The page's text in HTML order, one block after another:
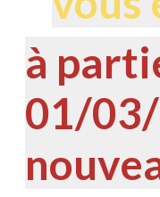
à
01/